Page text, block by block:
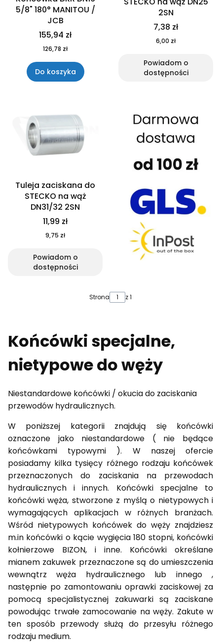
5/8" 180° MANITOU /
JCB
155,94 zł
126,78 zł
Do koszyka
2SN
7,38 zł
6,00 zł
Powiadom o
dostępności
Tuleja zaciskana do
STECKO na wąż
DN31/32 2SN
11,99 zł
9,75 zł
Powiadom o
dostępności
Strona z 1
Końcówki specjalne,
nietypowe do węży
Niestandardowe końcówki / okucia do zaciskania
przewodów hydraulicznych.
W poniższej kategorii znajdują się końcówki
oznaczone jako niestandardowe ( nie będące
końcówkami typowymi ). W naszej ofercie
posiadamy kilka tysięcy różnego rodzaju końcówek
przeznaczonych do zaciskania na przewodach
hydraulicznych i innych. Końcówki specjalne to
końcówki węża, stworzone z myślą o nietypowych i
wymagających aplikacjach w różnych branżach.
Wśród nietypowych końcówek do węży znajdziesz
m.in końcówki o kącie wygięcia 180 stopni, końcówki
kołnierzowe BIZON, i inne. Końcówki określane
mianem zakuwek przeznaczone są do umieszczenia
wewnątrz węża hydraulicznego lub innego ,
następnie po zamontowaniu oprawki zaciskowej za
pomocą specjalistycznej zakuwarki są zaciskane
powodując trwałe zamocowanie na węży. Zakute w
ten sposób przewody służą do przesyłu różnego
rodzaju medium.